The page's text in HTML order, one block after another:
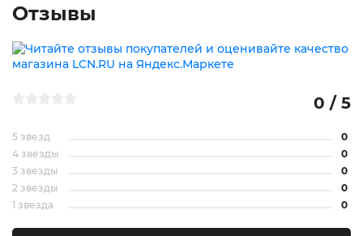
Отзывы
0 / 5
5 звезд
0
4 звезды
0
3 звезды
0
2 звезды
0
1 звезда
0